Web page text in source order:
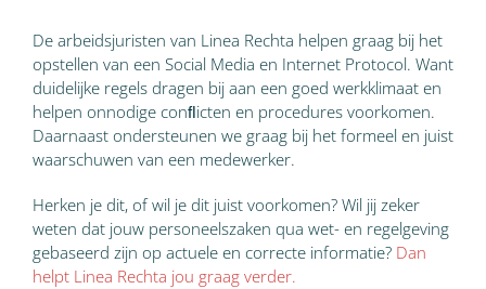
De arbeidsjuristen van Linea Rechta helpen graag bij het
opstellen van een Social Media en Internet Protocol. Want
duidelijke regels dragen bij aan een goed werkklimaat en
helpen onnodige conﬂicten en procedures voorkomen.
Daarnaast ondersteunen we graag bij het formeel en juist
waarschuwen van een medewerker.
Herken je dit, of wil je dit juist voorkomen? Wil jij zeker
weten dat jouw personeelszaken qua wet- en regelgeving
gebaseerd zijn op actuele en correcte informatie? Dan
helpt Linea Rechta jou graag verder.